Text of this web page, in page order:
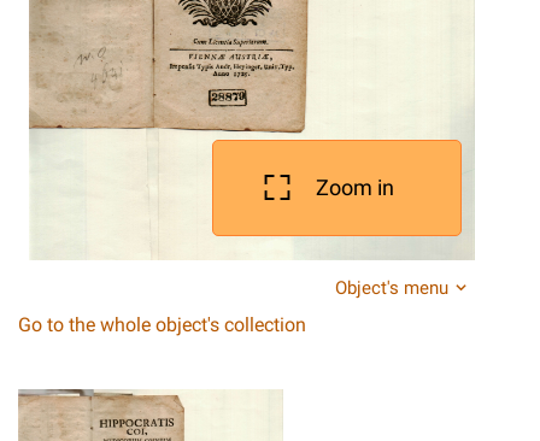
Zoom in
Object's menu
Go to the whole object's collection